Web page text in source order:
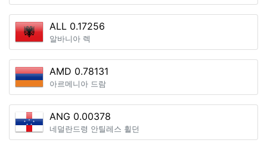
ALL 0.17256
알바니아 렉
AMD 0.78131
아르메니아 드람
ANG 0.00378
네덜란드령 안틸레스 휠던